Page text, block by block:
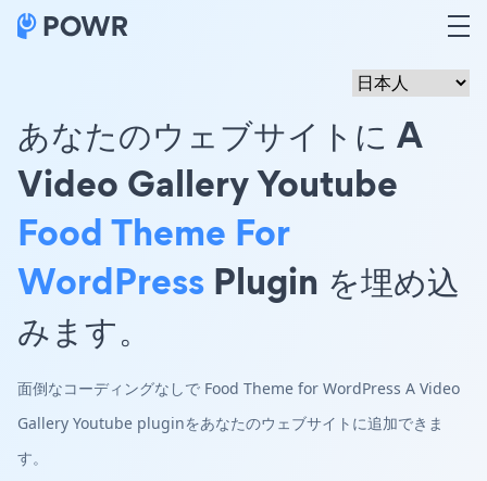
あなたのウェブサイトに A
Video Gallery Youtube
Food Theme For
WordPress Plugin を埋め込
みます。
面倒なコーディングなしで Food Theme for WordPress A Video
Gallery Youtube pluginをあなたのウェブサイトに追加できま
す。